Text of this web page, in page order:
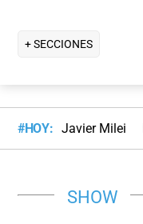
+ SECCIONES
#HOY: Javier Milei
SHOW